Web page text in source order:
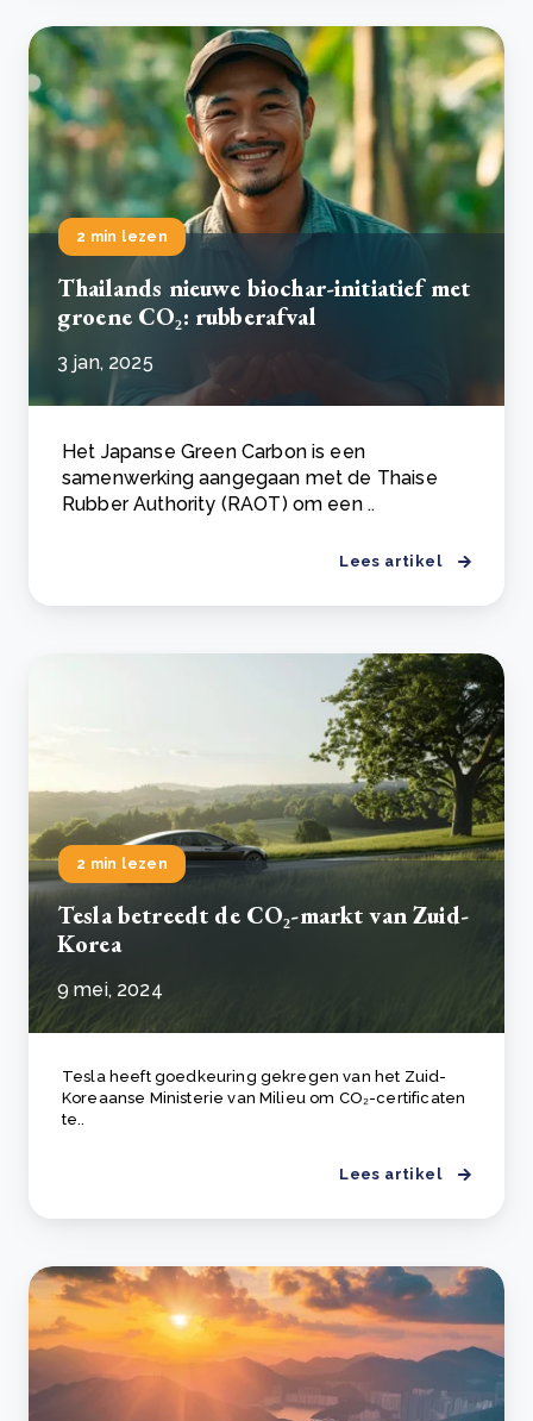
2 min lezen
Thailands nieuwe biochar-initiatief met
groene CO₂: rubberafval
3 jan, 2025
Het Japanse Green Carbon is een
samenwerking aangegaan met de Thaise
Rubber Authority (RAOT) om een ..
Lees artikel
2 min lezen
Tesla betreedt de CO₂-markt van Zuid-
Korea
9 mei, 2024
Tesla heeft goedkeuring gekregen van het Zuid-
Koreaanse Ministerie van Milieu om CO₂-certificaten
te..
Lees artikel